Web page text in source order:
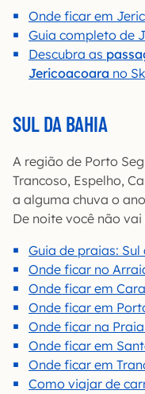
Onde ficar em
Guia completo de
Descubra as
Jericoacoara no
SUL DA BAHIA
A região de Porto
Trancoso, Espelho,
a alguma chuva o
De noite você não
Guia de praias: Sul
Onde ficar no
Onde ficar em
Onde ficar em
Onde ficar na
Onde ficar em
Onde ficar em
Como viajar de